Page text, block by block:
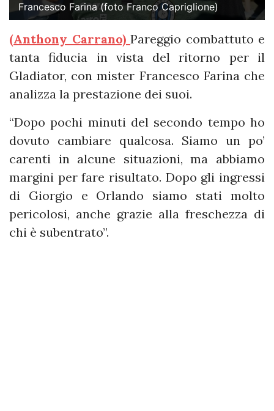
Francesco Farina (foto Franco Capriglione)
(Anthony Carrano) Pareggio combattuto e
tanta fiducia in vista del ritorno per il
Gladiator, con mister Francesco Farina che
analizza la prestazione dei suoi.
“Dopo pochi minuti del secondo tempo ho
dovuto cambiare qualcosa. Siamo un po’
carenti in alcune situazioni, ma abbiamo
margini per fare risultato. Dopo gli ingressi
di Giorgio e Orlando siamo stati molto
pericolosi, anche grazie alla freschezza di
chi è subentrato”.